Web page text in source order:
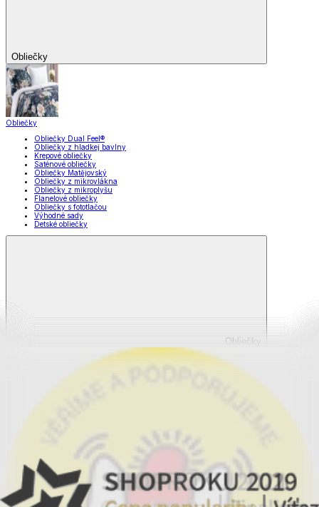
Obliečky
Obliečky
Obliečky Dual Feel®
Obliečky z hladkej bavlny
Krepové obliečky
Saténové obliečky
Obliečky Matějovský
Obliečky z mikrovlákna
Obliečky z mikroplyšu
Flanelové obliečky
Obliečky s fototlačou
Výhodné sady
Detské obliečky
Obliečky
Zobraziť všetko
Všetko z Obliečky